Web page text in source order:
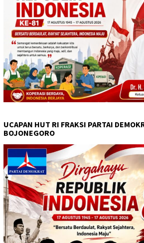
UCAPAN HUT RI FRAKSI PARTAI
BOJONEGORO